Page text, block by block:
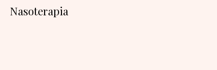
Nasoterapia